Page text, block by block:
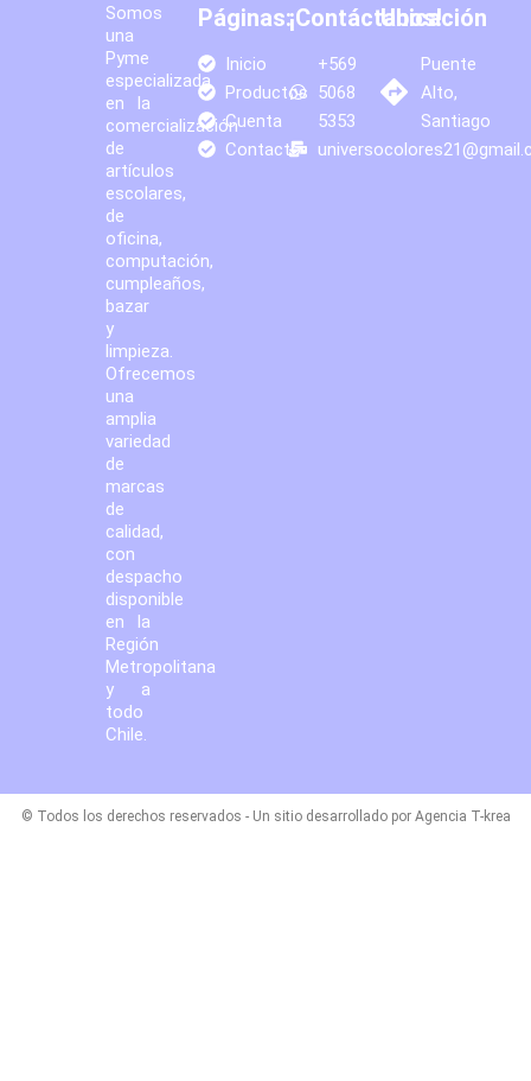
Somos
una
Pyme
especializada
en la
comercialización
de
artículos
escolares,
de
oficina,
computación,
cumpleaños,
bazar
y
limpieza.
Ofrecemos
una
amplia
variedad
de
marcas
de
calidad,
con
despacho
disponible
en la
Región
Metropolitana
y a
todo
Chile.
Páginas:
Inicio
Productos
Cuenta
Contacto
¡Contáctanos!
+569
5068
5353
Ubicación
Puente
Alto,
Santiago
© Todos los derechos reservados - Un sitio desarrollado por Agencia T-krea